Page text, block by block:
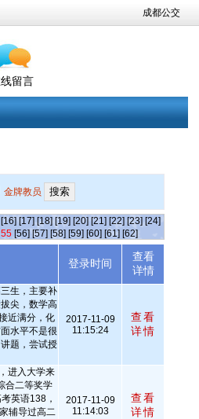
成都公交
留言
金牌教员
[16] [17] [18] [19] [20] [21] [22] [23] [24]
55 [56] [57] [58] [59] [60] [61] [62]
登录时间
查看
详情
生，主要补
尖，数学高
近满分，化
水平不是很
题，尝试授
2017-11-09
11:15:24
查看
详情
进入大学来
合二等奖学
英语138，
辅导过高二
2017-11-09
11:14:03
查看
详情